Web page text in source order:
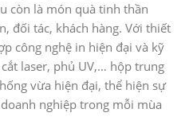
còn là món quà tinh thần
đối tác, khách hàng. Với thiết
công nghệ in hiện đại và kỹ
laser, phủ UV,… hộp trung
vừa hiện đại, thể hiện sự
nghiệp trong mỗi mùa